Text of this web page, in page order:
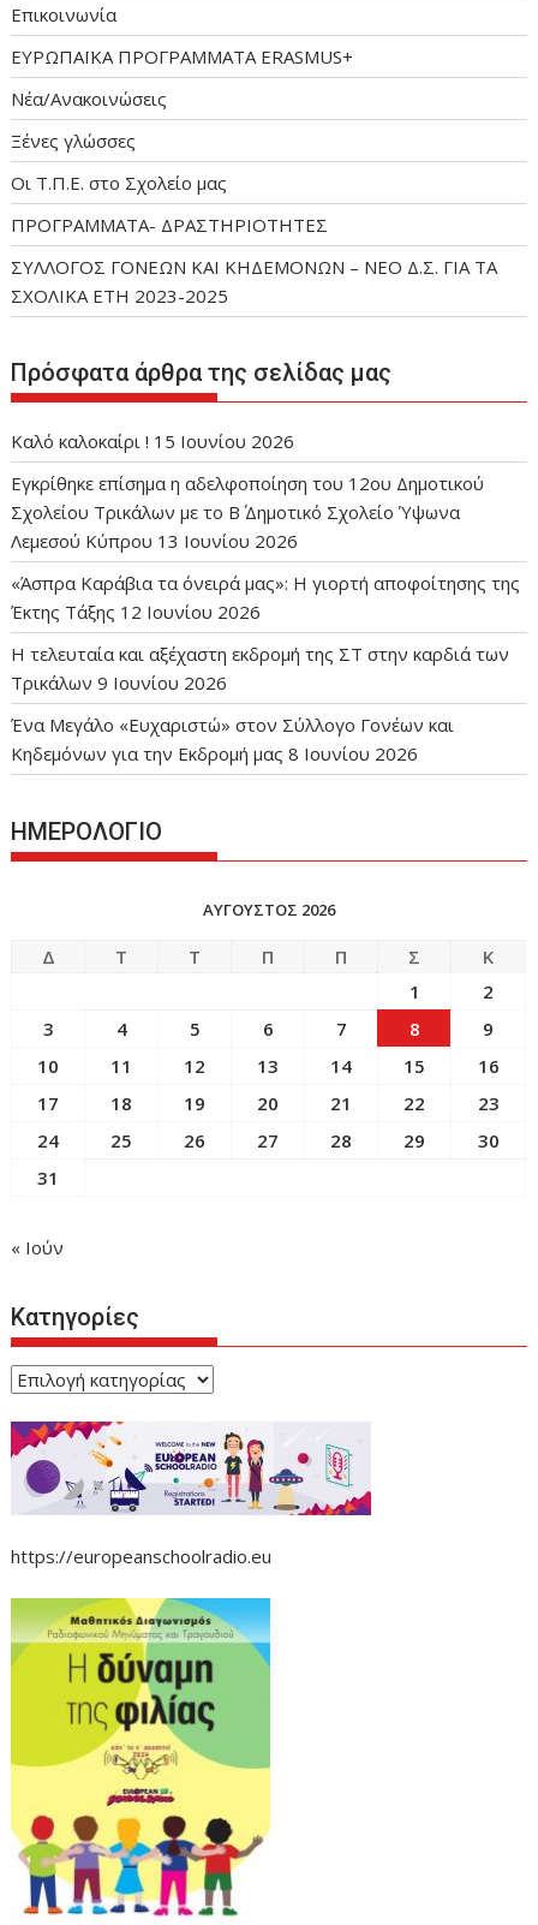
Επικοινωνία
ΕΥΡΩΠΑΪΚΑ ΠΡΟΓΡΑΜΜΑΤΑ ERASMUS+
Νέα/Ανακοινώσεις
Ξένες γλώσσες
Οι Τ.Π.Ε. στο Σχολείο μας
ΠΡΟΓΡΑΜΜΑΤΑ- ΔΡΑΣΤΗΡΙΟΤΗΤΕΣ
ΣΥΛΛΟΓΟΣ ΓΟΝΕΩΝ ΚΑΙ ΚΗΔΕΜΟΝΩΝ – ΝΕΟ Δ.Σ. ΓΙΑ ΤΑ
ΣΧΟΛΙΚΑ ΕΤΗ 2023-2025
Πρόσφατα άρθρα της σελίδας μας
Καλό καλοκαίρι ! 15 Ιουνίου 2026
Εγκρίθηκε επίσημα η αδελφοποίηση του 12ου Δημοτικού
Σχολείου Τρικάλων με το Β΄ Δημοτικό Σχολείο Ύψωνα
Λεμεσού Κύπρου 13 Ιουνίου 2026
«Άσπρα Καράβια τα όνειρά μας»: Η γιορτή αποφοίτησης της
Έκτης Τάξης 12 Ιουνίου 2026
Η τελευταία και αξέχαστη εκδρομή της ΣΤ στην καρδιά των
Τρικάλων 9 Ιουνίου 2026
Ένα Μεγάλο «Ευχαριστώ» στον Σύλλογο Γονέων και
Κηδεμόνων για την Εκδρομή μας 8 Ιουνίου 2026
ΗΜΕΡΟΛΟΓΙΟ
ΑΎΓΟΥΣΤΟΣ 2026
Δ Τ Τ Π Π Σ
Κ
1
2
3
4 5 6 7 8
9
10
11 12 13 14 15
16
17
18 19 20 21 22
23
24
25 26 27 28 29
30
31
« Ιούν
Κατηγορίες
Κατηγορίες
https://europeanschoolradio.eu